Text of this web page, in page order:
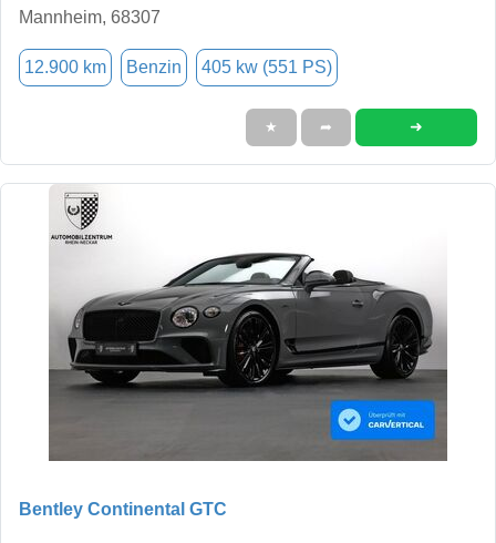
Mannheim, 68307
12.900 km Benzin 405 kw (551 PS)
★ ➦ ➜
Bentley Continental GTC